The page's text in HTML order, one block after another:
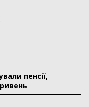
пенсії,